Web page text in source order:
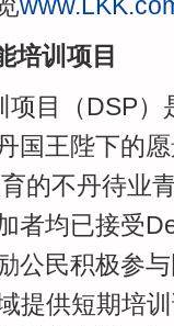
培训项目
目（DSP
国王陛下的
的不丹待业
者均已接受
公民积极参
提供短期培